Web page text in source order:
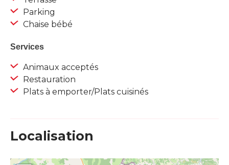
Parking
Chaise bébé
Services
Animaux acceptés
Restauration
Plats à emporter/Plats cuisinés
Localisation